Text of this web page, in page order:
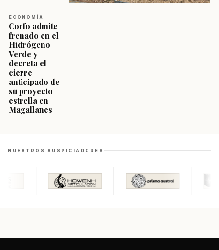
ECONOMÍA
Corfo admite
frenado en el
Hidrógeno
Verde y
decreta el
cierre
anticipado de
su proyecto
estrella en
Magallanes
NUESTROS AUSPICIADORES